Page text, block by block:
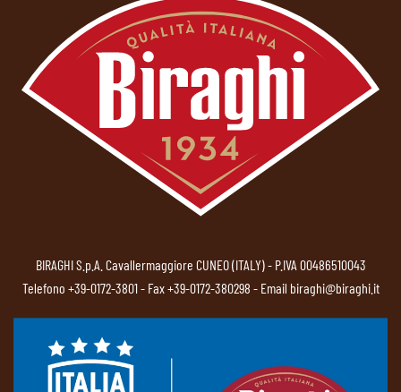
BIRAGHI S.p.A. Cavallermaggiore CUNEO (ITALY) - P.IVA 00486510043
Telefono +39-0172-3801- Fax +39-0172-380298 - Email biraghi@biraghi.it